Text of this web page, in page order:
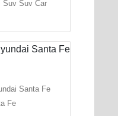
Suv Suv Car
Santa Fe
Fe